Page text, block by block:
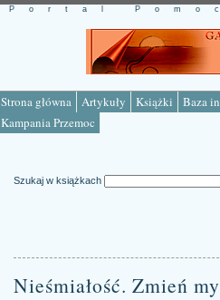
Strona główna Artykuły Książki
Baza
Kampania Przemoc
Portal
Szukaj w książkach
Nieśmiałość. Zmień